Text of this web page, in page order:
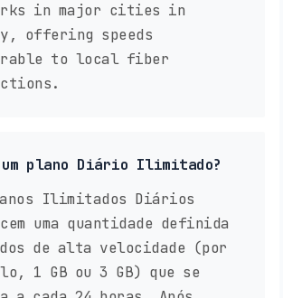
in major cities in
offering speeds
to local fiber
um plano Diário Ilimitado?
Ilimitados Diários
uma quantidade definida
de alta velocidade (por
1 GB ou 3 GB) que se